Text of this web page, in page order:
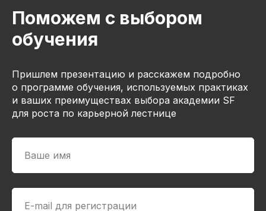
Поможем с выбором
обучения
Пришлем презентацию и расскажем подробно
о программе обучения, используемых практиках
и ваших преимуществах выбора академии SF
для роста по карьерной лестнице
7 модулей за 3 месяца 39 практических заданий